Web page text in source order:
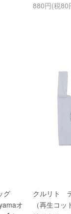
880円(税80
グ
オ
クルリト
（再生コ